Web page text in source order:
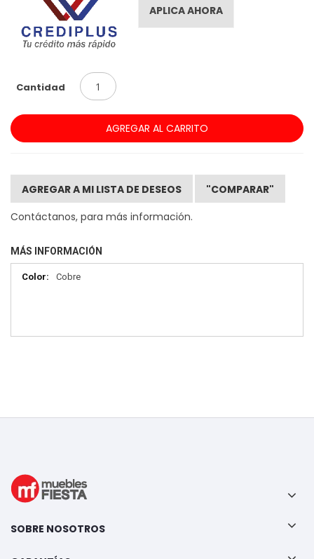
APLICA AHORA
Cantidad
AGREGAR AL CARRITO
AGREGAR A MI LISTA DE DESEOS
"COMPARAR"
Contáctanos, para más información.
MÁS INFORMACIÓN
Más
Cobre
SOBRE NOSOTROS